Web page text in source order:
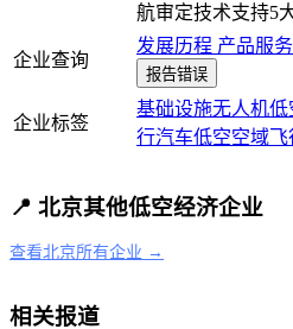
航审定技术支持5
企业查询
发展历程 产品服务
报告错误
企业标签
基础设施无人机低
行汽车低空空域飞
📍 北京其他低空经济企业
查看北京所有企业 →
相关报道